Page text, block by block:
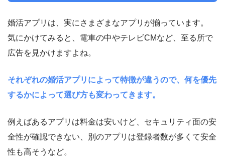
婚活アプリは、実にさまざまなアプリが揃っています。
気にかけてみると、電車の中やテレビCMなど、至る所で
広告を見かけますよね。
それぞれの婚活アプリによって特徴が違うので、何を優先
するかによって選び方も変わってきます。
例えばあるアプリは料金は安いけど、セキュリティ面の安
全性が確認できない、別のアプリは登録者数が多くて安全
性も高そうなど。